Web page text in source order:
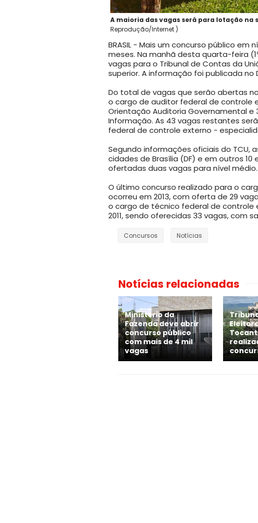
A maioria das vagas será para lotação na
Reprodução/Internet )
BRASIL - Mais um concurso público
meses. Na manhã desta quarta-feira
vagas para o Tribunal de Contas da
superior. A informação foi publicada no
Do total de vagas que serão abertas
o cargo de auditor federal de controle
Orientação Auditoria Governamental e
Informação. As 43 vagas restantes
federal de controle externo -
Segundo informações oficiais do TCU,
cidades de Brasília (DF) e em outros 10
ofertadas duas vagas para nível médio.
O último concurso realizado para o
ocorreu em 2013, com oferta de 29
o cargo de técnico federal de controle
2011, sendo oferecidas 33 vagas, com
Concursos Notícias
Notícias relacionadas
Ministério da
Fazenda deve abrir
concurso público
com mais de 4 mil
vagas